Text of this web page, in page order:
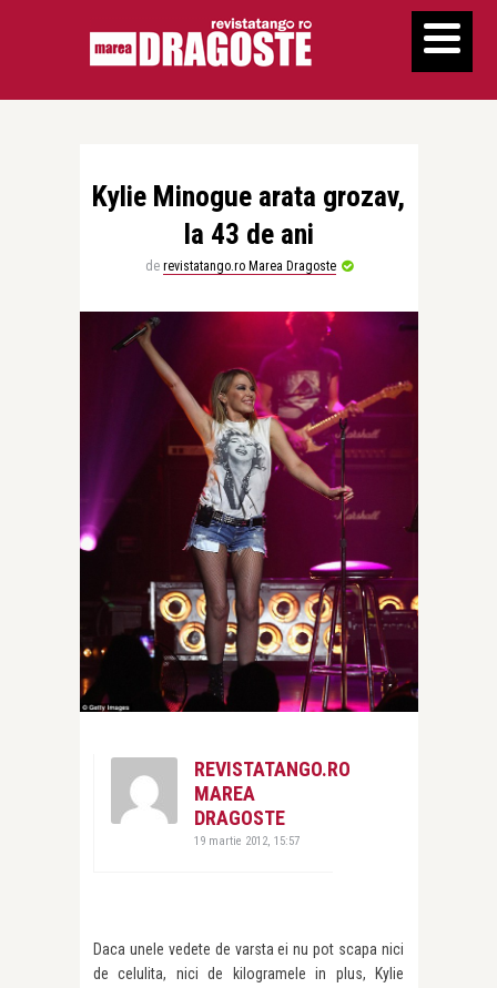
Kylie Minogue arata grozav,
la 43 de ani
de revistatango.ro Marea Dragoste
REVISTATANGO.RO
MAREA
DRAGOSTE
19 martie 2012, 15:57
Daca unele vedete de varsta ei nu pot scapa nici
de celulita, nici de kilogramele in plus, Kylie